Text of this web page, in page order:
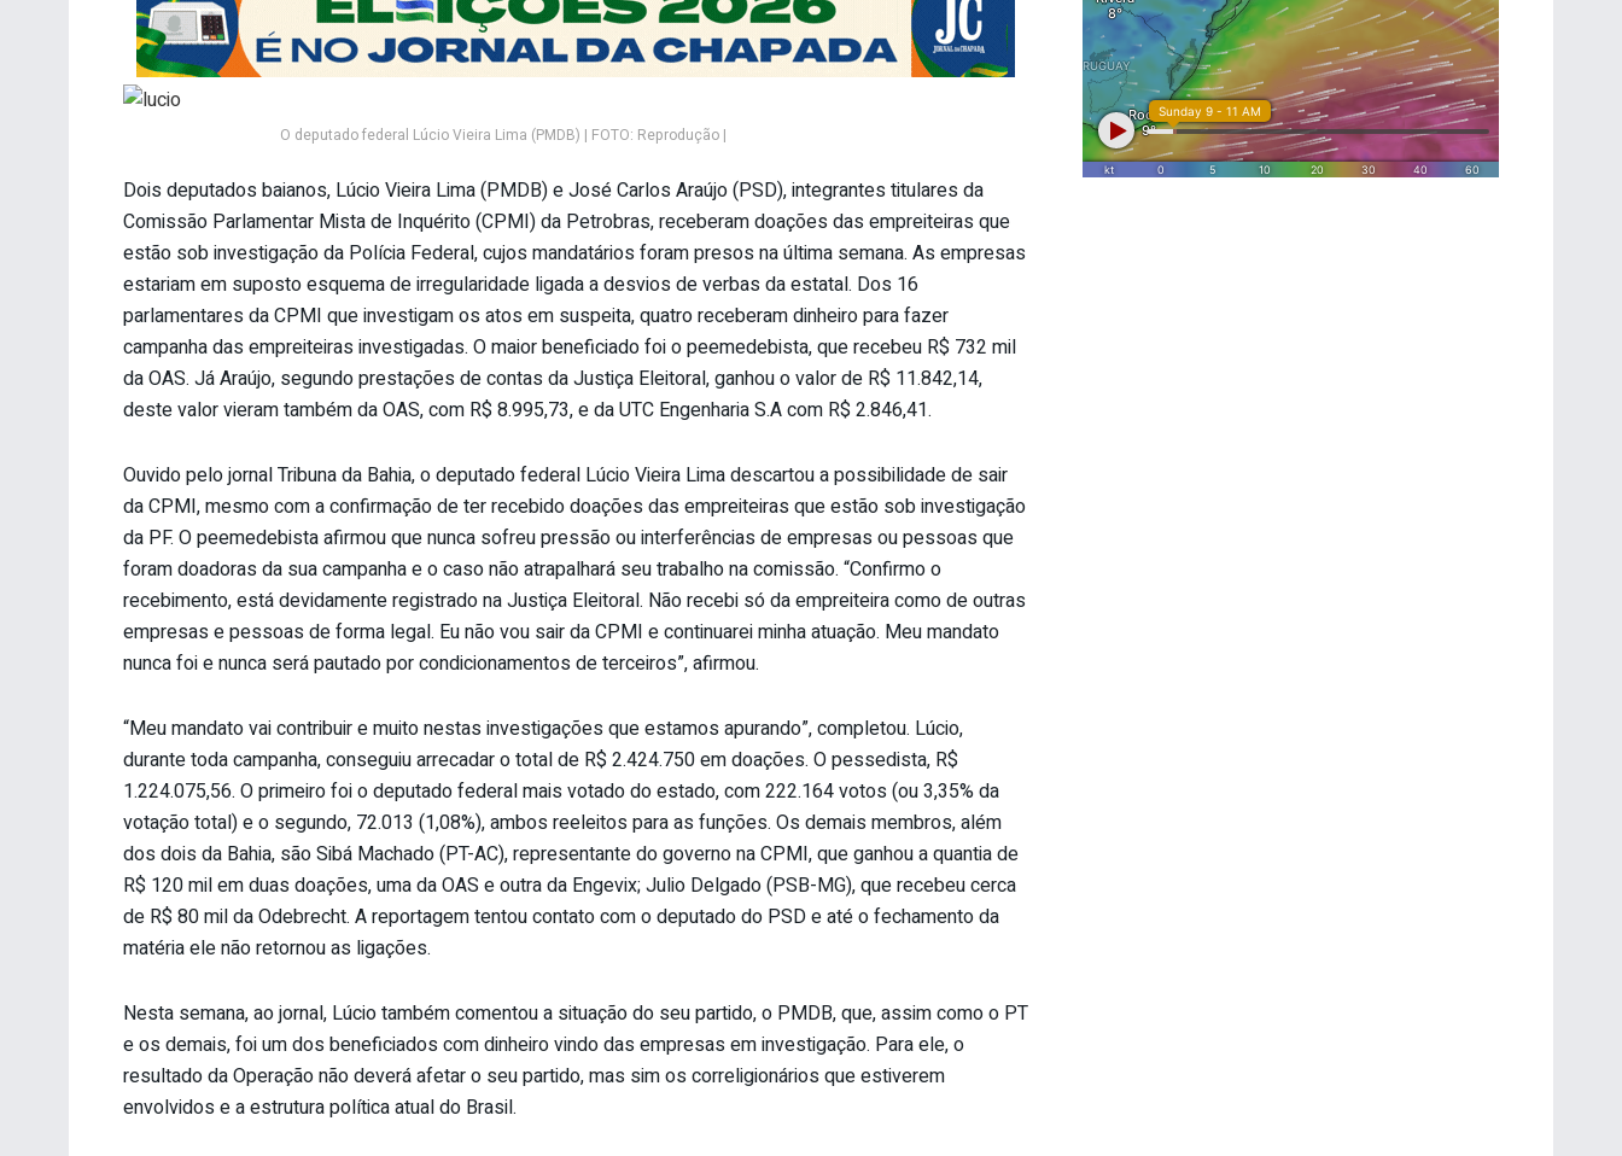
O deputado federal Lúcio Vieira Lima (PMDB) | FOTO: Reprodução |
Dois deputados baianos, Lúcio Vieira Lima (PMDB) e José Carlos Araújo (PSD), integrantes titulares da
Comissão Parlamentar Mista de Inquérito (CPMI) da Petrobras, receberam doações das empreiteiras que
estão sob investigação da Polícia Federal, cujos mandatários foram presos na última semana. As empresas
estariam em suposto esquema de irregularidade ligada a desvios de verbas da estatal. Dos 16
parlamentares da CPMI que investigam os atos em suspeita, quatro receberam dinheiro para fazer
campanha das empreiteiras investigadas. O maior beneficiado foi o peemedebista, que recebeu R$ 732 mil
da OAS. Já Araújo, segundo prestações de contas da Justiça Eleitoral, ganhou o valor de R$ 11.842,14,
deste valor vieram também da OAS, com R$ 8.995,73, e da UTC Engenharia S.A com R$ 2.846,41.
Ouvido pelo jornal Tribuna da Bahia, o deputado federal Lúcio Vieira Lima descartou a possibilidade de sair
da CPMI, mesmo com a confirmação de ter recebido doações das empreiteiras que estão sob investigação
da PF. O peemedebista afirmou que nunca sofreu pressão ou interferências de empresas ou pessoas que
foram doadoras da sua campanha e o caso não atrapalhará seu trabalho na comissão. “Confirmo o
recebimento, está devidamente registrado na Justiça Eleitoral. Não recebi só da empreiteira como de outras
empresas e pessoas de forma legal. Eu não vou sair da CPMI e continuarei minha atuação. Meu mandato
nunca foi e nunca será pautado por condicionamentos de terceiros”, afirmou.
“Meu mandato vai contribuir e muito nestas investigações que estamos apurando”, completou. Lúcio,
durante toda campanha, conseguiu arrecadar o total de R$ 2.424.750 em doações. O pessedista, R$
1.224.075,56. O primeiro foi o deputado federal mais votado do estado, com 222.164 votos (ou 3,35% da
votação total) e o segundo, 72.013 (1,08%), ambos reeleitos para as funções. Os demais membros, além
dos dois da Bahia, são Sibá Machado (PT-AC), representante do governo na CPMI, que ganhou a quantia de
R$ 120 mil em duas doações, uma da OAS e outra da Engevix; Julio Delgado (PSB-MG), que recebeu cerca
de R$ 80 mil da Odebrecht. A reportagem tentou contato com o deputado do PSD e até o fechamento da
matéria ele não retornou as ligações.
Nesta semana, ao jornal, Lúcio também comentou a situação do seu partido, o PMDB, que, assim como o PT
e os demais, foi um dos beneficiados com dinheiro vindo das empresas em investigação. Para ele, o
resultado da Operação não deverá afetar o seu partido, mas sim os correligionários que estiverem
envolvidos e a estrutura política atual do Brasil.